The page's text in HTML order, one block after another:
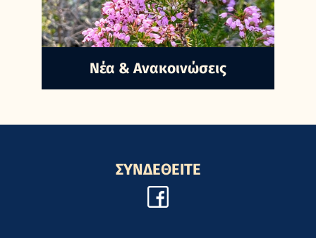
Nέα & Ανακοινώσεις
ΣΥΝΔΕΘΕΙΤΕ